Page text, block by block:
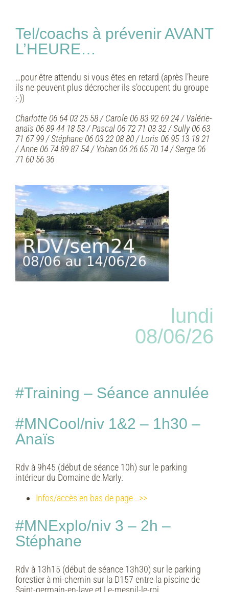
Tel/coachs à prévenir AVANT
L’HEURE…
…pour être attendu si vous êtes en retard (après l’heure
ils ne peuvent plus décrocher ils s’occupent du groupe
;-))
Charlotte 06 64 03 25 58 / Carole 06 83 92 69 24 / Valérie-
anaïs 06 89 44 18 53 /Pascal 06 72 71 03 32 / Sully 06 63
71 67 99 / Stéphane 06 03 22 08 80 / Loris 06 95 13 18 21
/ Anne 06 74 89 87 54 / Yohan 06 26 65 70 14 / Serge 06
71 60 56 36
lundi
08/06/26
#Training – Séance annulée
#MNCool/niv 1&2 – 1h30 –
Anaïs
Rdv à 9h45 (début de séance 10h) sur le parking
intérieur du Domaine de Marly.
Infos/accès en bas de page ..>>
#MNExplo/niv 3 – 2h –
Stéphane
Rdv à 13h15 (début de séance 13h30) sur le parking
forestier à mi-chemin sur la D157 entre la piscine de